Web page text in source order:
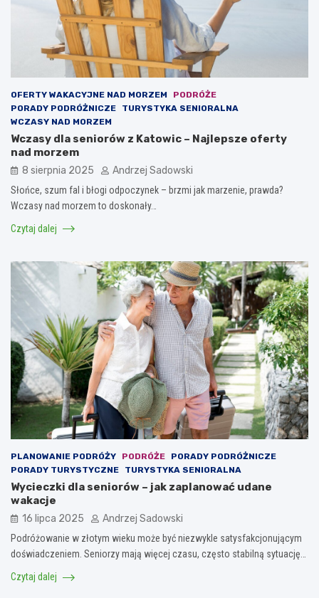
OFERTY WAKACYJNE NAD MORZEM
PODRÓŻE
PORADY PODRÓŻNICZE
TURYSTYKA SENIORALNA
WCZASY NAD MORZEM
Wczasy dla seniorów z Katowic – Najlepsze oferty
nad morzem
8 sierpnia 2025 Andrzej Sadowski
Słońce, szum fal i błogi odpoczynek – brzmi jak marzenie, prawda?
Wczasy nad morzem to doskonały…
Czytaj dalej
PLANOWANIE PODRÓŻY PODRÓŻE
PORADY PODRÓŻNICZE
PORADY TURYSTYCZNE
TURYSTYKA SENIORALNA
Wycieczki dla seniorów – jak zaplanować udane
wakacje
16 lipca 2025 Andrzej Sadowski
Podróżowanie w złotym wieku może być niezwykle satysfakcjonującym
doświadczeniem. Seniorzy mają więcej czasu, często stabilną sytuację…
Czytaj dalej